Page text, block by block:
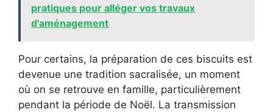
pratiques pour alléger vos travaux
d'aménagement
Pour certains, la préparation de ces biscuits est
devenue une tradition sacralisée, un moment
où on se retrouve en famille, particulièrement
pendant la période de Noël. La transmission